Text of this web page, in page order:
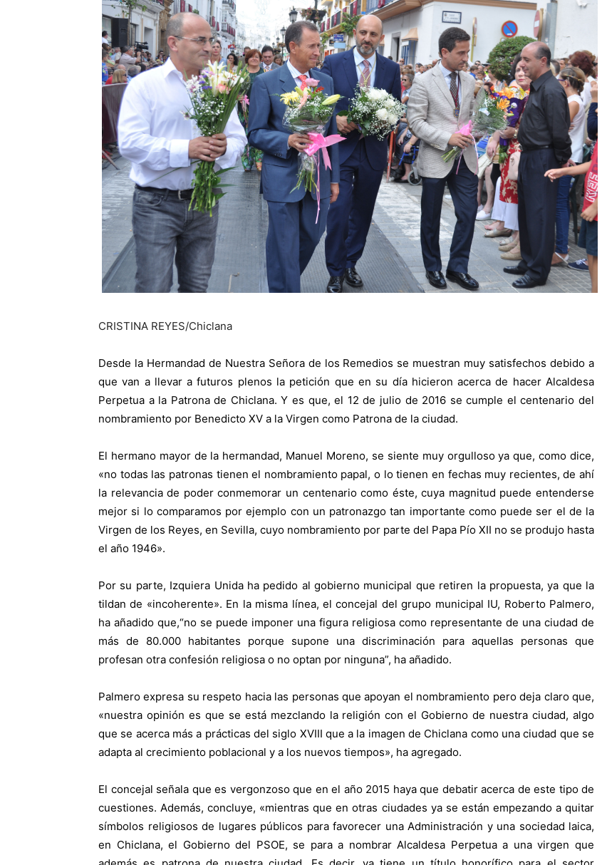
CRISTINA REYES/Chiclana
Desde la Hermandad de Nuestra Señora de los Remedios se muestran muy satisfechos debido a
que van a llevar a futuros plenos la petición que en su día hicieron acerca de hacer Alcaldesa
Perpetua a la Patrona de Chiclana. Y es que, el 12 de julio de 2016 se cumple el centenario del
nombramiento por Benedicto XV a la Virgen como Patrona de la ciudad.
El hermano mayor de la hermandad, Manuel Moreno, se siente muy orgulloso ya que, como dice,
«no todas las patronas tienen el nombramiento papal, o lo tienen en fechas muy recientes, de ahí
la relevancia de poder conmemorar un centenario como éste, cuya magnitud puede entenderse
mejor si lo comparamos por ejemplo con un patronazgo tan importante como puede ser el de la
Virgen de los Reyes, en Sevilla, cuyo nombramiento por parte del Papa Pío XII no se produjo hasta
el año 1946».
Por su parte, Izquiera Unida ha pedido al gobierno municipal que retiren la propuesta, ya que la
tildan de «incoherente». En la misma línea, el concejal del grupo municipal IU, Roberto Palmero,
ha añadido que,“no se puede imponer una figura religiosa como representante de una ciudad de
más de 80.000 habitantes porque supone una discriminación para aquellas personas que
profesan otra confesión religiosa o no optan por ninguna”, ha añadido.
Palmero expresa su respeto hacia las personas que apoyan el nombramiento pero deja claro que,
«nuestra opinión es que se está mezclando la religión con el Gobierno de nuestra ciudad, algo
que se acerca más a prácticas del siglo XVIII que a la imagen de Chiclana como una ciudad que se
adapta al crecimiento poblacional y a los nuevos tiempos», ha agregado.
El concejal señala que es vergonzoso que en el año 2015 haya que debatir acerca de este tipo de
cuestiones. Además, concluye, «mientras que en otras ciudades ya se están empezando a quitar
símbolos religiosos de lugares públicos para favorecer una Administración y una sociedad laica,
en Chiclana, el Gobierno del PSOE, se para a nombrar Alcaldesa Perpetua a una virgen que